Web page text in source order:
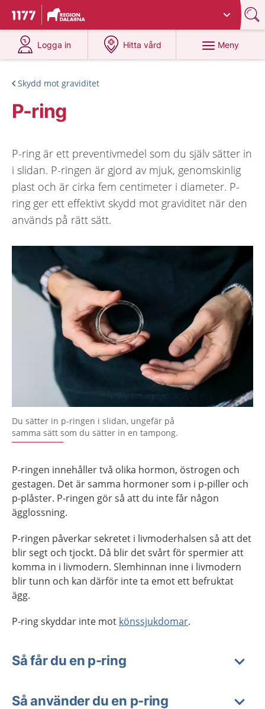
Till startsidan för 1177
Du har valt region
Logga in
på 1177.se
Hitta vård
på 1177.se
Meny
Skydd mot graviditet
P-ring
P-ring är ett preventivmedel som du själv sätter in
i slidan. P-ringen är gjord av mjuk, genomskinlig
plast och är cirka fem centimeter i diameter. P-
ring ger ett effektivt skydd mot graviditet när den
används på rätt sätt.
Du sätter in p-ringen i slidan, ungefär på
samma sätt som du sätter in en tampong.
P-ringen innehåller två olika hormon, östrogen och
gestagen. Det är samma hormoner som i p-piller och
p-plåster. P-ringen gör så att du inte får någon
ägglossning.
P-ringen påverkar sekretet i livmoderhalsen så att det
blir segt och tjockt. Då blir det svårt för spermier att
komma in i livmodern. Slemhinnan inne i livmodern
blir tunn och kan därför inte ta emot ett befruktat
ägg.
P-ring skyddar inte mot könssjukdomar.
Så får du en p-ring
Så använder du en p-ring